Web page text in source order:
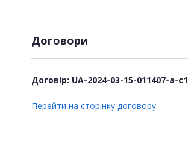
Договори
Договір: UA-2024-03-15-011407-a-c1
Перейти на сторінку договору